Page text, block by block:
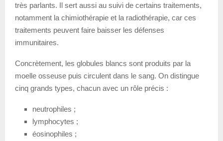
très parlants. Il sert aussi au suivi de certains traitements,
notamment la chimiothérapie et la radiothérapie, car ces
traitements peuvent faire baisser les défenses
immunitaires.
Concrètement, les globules blancs sont produits par la
moelle osseuse puis circulent dans le sang. On distingue
cinq grands types, chacun avec un rôle précis :
neutrophiles ;
lymphocytes ;
éosinophiles ;